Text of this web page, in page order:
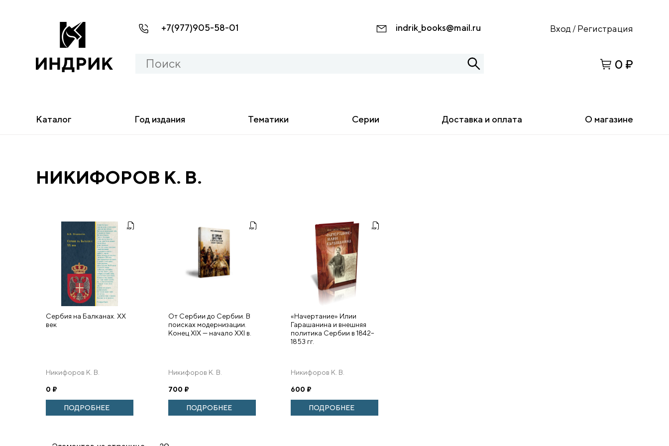
+7(977)905-58-01 indrik_books@mail.ru Вход / Регистрация
0 ₽
Каталог Год издания Тематики Серии Доставка и оплата О магазине
НИКИФОРОВ К. В.
Сербия на Балканах. XX
век
Никифоров К. В.
0 ₽
ПОДРОБНЕЕ
От Сербии до Сербии. В
поисках модернизации.
Конец XIX — начало XXI в.
Никифоров К. В.
700 ₽
ПОДРОБНЕЕ
«Начертание» Илии
Гарашанина и внешняя
политика Сербии в 1842–
1853 гг.
Никифоров К. В.
600 ₽
ПОДРОБНЕЕ